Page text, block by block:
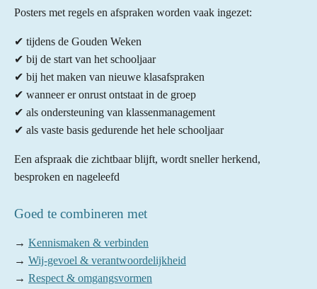
Posters met regels en afspraken worden vaak ingezet:
✔ tijdens de Gouden Weken
✔ bij de start van het schooljaar
✔ bij het maken van nieuwe klasafspraken
✔ wanneer er onrust ontstaat in de groep
✔ als ondersteuning van klassenmanagement
✔ als vaste basis gedurende het hele schooljaar
Een afspraak die zichtbaar blijft, wordt sneller herkend,
besproken en nageleefd
Goed te combineren met
→ Kennismaken & verbinden
→ Wij-gevoel & verantwoordelijkheid
→ Respect & omgangsvormen